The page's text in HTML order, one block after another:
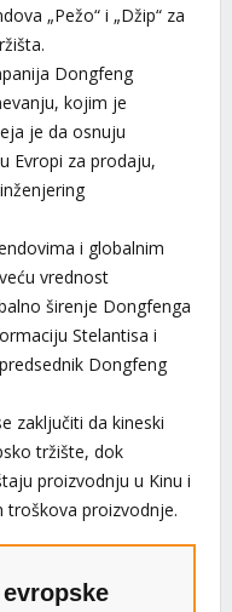
„Pežo“ i „Džip“ za
Dongfeng
kojim je
je da osnuju
Evropi za prodaju,
i globalnim
vrednost
širenje Dongfenga
Stelantisa i
Dongfeng
zaključiti da kineski
tržište, dok
proizvodnju u Kinu i
troškova proizvodnje.